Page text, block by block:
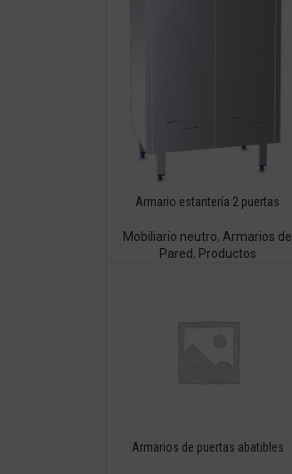
Armario estantería 2 puertas
Mobiliario neutro, Armarios de
Pared, Productos
Armarios de puertas abatibles